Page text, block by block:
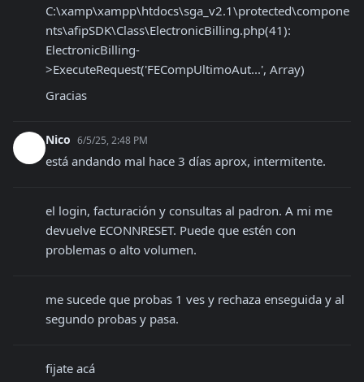
C:\xamp\xampp\htdocs\sga_v2.1\protected\compone
nts\afipSDK\Class\ElectronicBilling.php(41):
ElectronicBilling-
>ExecuteRequest('FECompUltimoAut...', Array)
Gracias
Nico 6/5/25, 2:48 PM
está andando mal hace 3 días aprox, intermitente.
el login, facturación y consultas al padron. A mi me
devuelve ECONNRESET. Puede que estén con
problemas o alto volumen.
me sucede que probas 1 ves y rechaza enseguida y al
segundo probas y pasa.
fijate acá